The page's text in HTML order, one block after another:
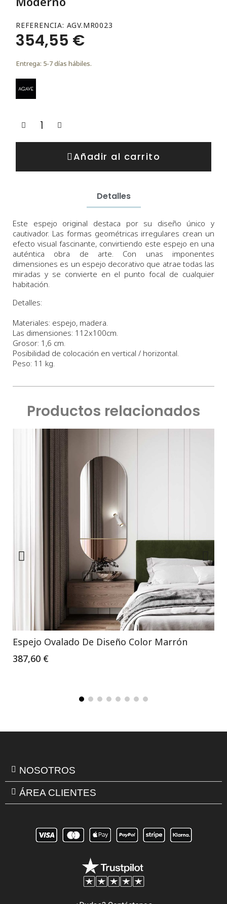
REFERENCIA AGV.MR0023
354,55 €
Entrega: 5-7 días hábiles.
Añadir al carrito
Detalles
Este espejo original destaca por su diseño único y
cautivador. Las formas geométricas irregulares crean un
efecto visual fascinante, convirtiendo este espejo en una
auténtica obra de arte. Con unas imponentes
dimensiones es un espejo decorativo que atrae todas las
miradas y se convierte en el punto focal de cualquier
habitación.
Detalles:
Materiales: espejo, madera.
Las dimensiones: 112x100cm.
Grosor: 1,6 cm.
Posibilidad de colocación en vertical / horizontal.
Peso: 11 kg.
Productos relacionados
Espejo Ovalado De Diseño Color Marrón
387,60 €
NOSOTROS
ÁREA CLIENTES